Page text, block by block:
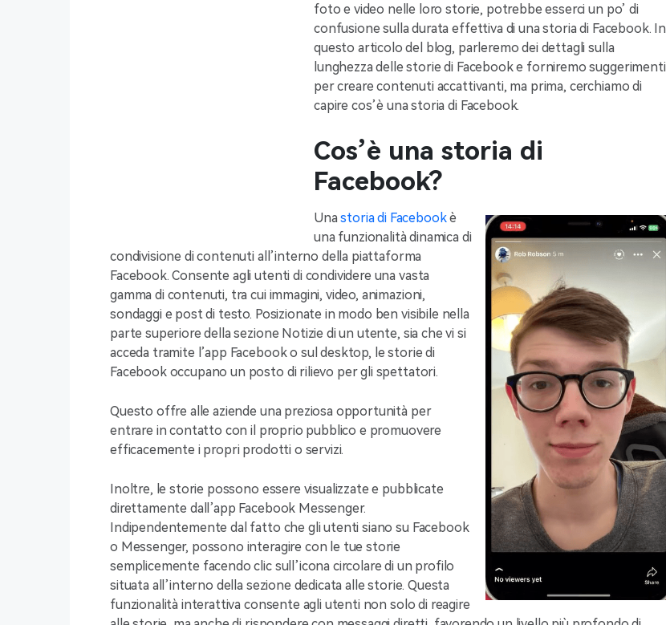
foto e video nelle loro storie, potrebbe esserci un po’ di
confusione sulla durata effettiva di una storia di Facebook. In
questo articolo del blog, parleremo dei dettagli sulla
lunghezza delle storie di Facebook e forniremo suggerimenti
per creare contenuti accattivanti, ma prima, cerchiamo di
capire cos’è una storia di Facebook.
Cos’è una storia di
Facebook?
Unastoria di Facebookè
una funzionalità dinamica di
condivisione di contenuti all’interno della piattaforma
Facebook. Consente agli utenti di condividere una vasta
gamma di contenuti, tra cui immagini, video, animazioni,
sondaggi e post di testo. Posizionate in modo ben visibile nella
parte superiore della sezione Notizie di un utente, sia che vi si
acceda tramite l’app Facebook o sul desktop, le storie di
Facebook occupano un posto di rilievo per gli spettatori.
Questo offre alle aziende una preziosa opportunità per
entrare in contatto con il proprio pubblico e promuovere
efficacemente i propri prodotti o servizi.
Inoltre, le storie possono essere visualizzate e pubblicate
direttamente dall’app Facebook Messenger.
Indipendentemente dal fatto che gli utenti siano su Facebook
o Messenger, possono interagire con le tue storie
semplicemente facendo clic sull’icona circolare di un profilo
situata all’interno della sezione dedicata alle storie. Questa
funzionalità interattiva consente agli utenti non solo di reagire